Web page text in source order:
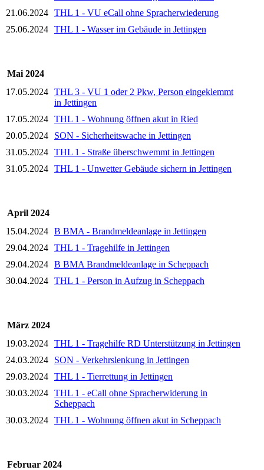
21.06.2024 THL 1 - VU eCall ohne Spracherwiederung
25.06.2024 THL 1 - Wasser im Gebäude in Jettingen
Mai 2024
17.05.2024 THL 3 - VU 1 oder 2 Pkw, Person eingeklemmt
in Jettingen
17.05.2024 THL 1 - Wohnung öffnen akut in Ried
20.05.2024
SON - Sicherheitswache in Jettingen
31.05.2024 THL 1 - Straße überschwemmt in Jettingen
31.05.2024 THL 1 - Unwetter Gebäude sichern in Jettingen
April 2024
15.04.2024 B BMA - Brandmeldeanlage in Jettingen
29.04.2024 THL 1 - Tragehilfe in Jettingen
29.04.2024 B BMA Brandmeldeanlage in Scheppach
30.04.2024 THL 1 - Person in Aufzug in Scheppach
März 2024
19.03.2024 THL 1 - Tragehilfe RD Unterstützung in Jettingen
24.03.2024
SON - Verkehrslenkung in Jettingen
29.03.2024 THL 1 - Tierrettung in Jettingen
30.03.2024 THL 1 - eCall ohne Spracherwiderung in
Scheppach
30.03.2024 THL 1 - Wohnung öffnen akut in Scheppach
Februar 2024